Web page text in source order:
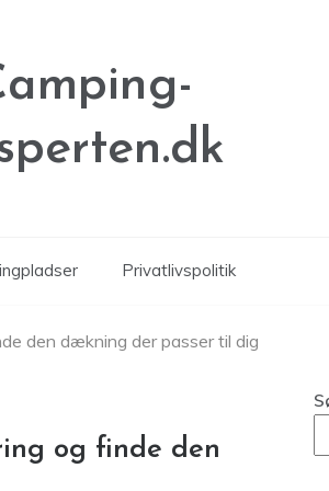
Privatlivspolitik
den dækning der passer til dig
og finde den